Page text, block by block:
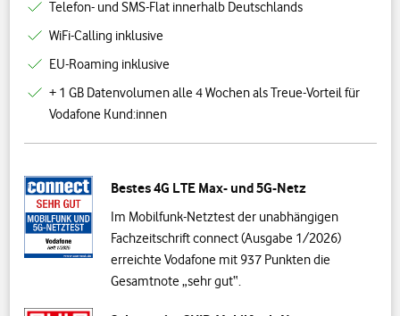
Telefon- und SMS-Flat innerhalb Deutschlands
WiFi-Calling inklusive
EU-Roaming inklusive
+ 1 GB Datenvolumen alle 4 Wochen als Treue-Vorteil für
Vodafone Kund:innen
Bestes 4G LTE Max- und 5G-Netz
Im Mobilfunk-Netztest der unabhängigen
Fachzeitschrift connect (Ausgabe 1/2026)
erreichte Vodafone mit 937 Punkten die
Gesamtnote „sehr gut“.